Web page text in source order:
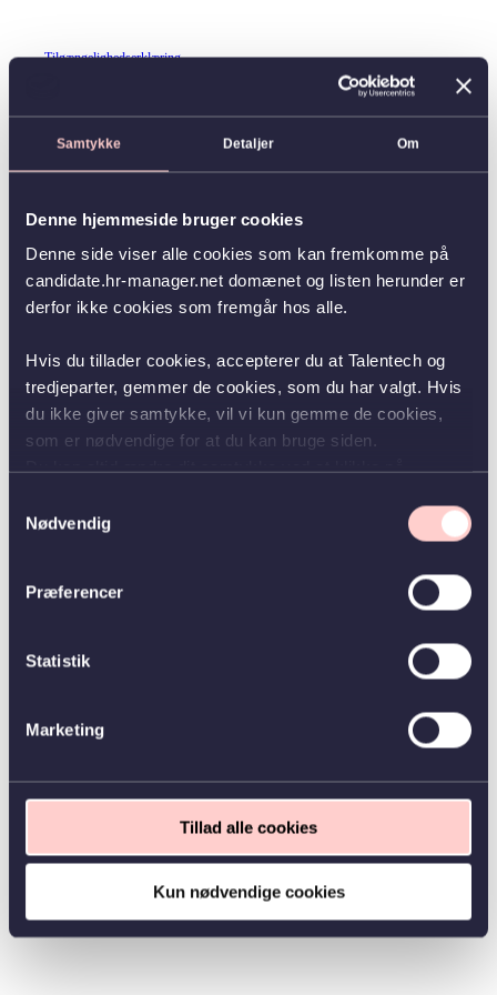
Samtykke Detaljer Om
Denne hjemmeside bruger cookies
Denne side viser alle cookies som kan fremkomme på
candidate.hr-manager.net domænet og listen herunder er
derfor ikke cookies som fremgår hos alle.
Hvis du tillader cookies, accepterer du at Talentech og
tredjeparter, gemmer de cookies, som du har valgt. Hvis
du ikke giver samtykke, vil vi kun gemme de cookies,
som er nødvendige for at du kan bruge siden.
Nødvendig
Præferencer
Statistik
Marketing
Tillad alle cookies
Kun nødvendige cookies
Tilgængelighedserklæring